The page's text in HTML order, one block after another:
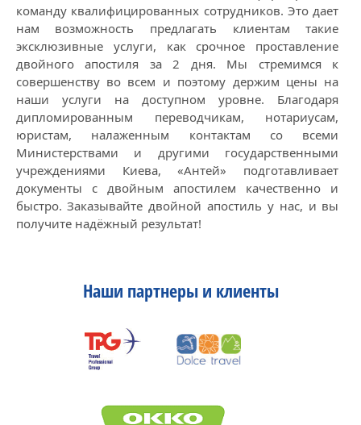
команду квалифицированных сотрудников. Это дает
нам возможность предлагать клиентам такие
эксклюзивные услуги, как срочное проставление
двойного апостиля за 2 дня. Мы стремимся к
совершенству во всем и поэтому держим цены на
наши услуги на доступном уровне. Благодаря
дипломированным переводчикам, нотариусам,
юристам, налаженным контактам со всеми
Министерствами и другими государственными
учреждениями Киева, «Антей» подготавливает
документы с двойным апостилем качественно и
быстро. Заказывайте двойной апостиль у нас, и вы
получите надёжный результат!
Наши партнеры и клиенты